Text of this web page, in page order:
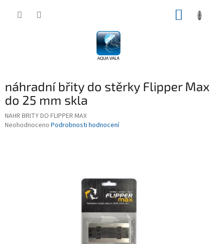
náhradní břity do stěrky Flipper Max
do 25 mm skla
NAHR BRITY DO FLIPPER MAX
Průměrné
Neohodnoceno Podrobnosti hodnocení